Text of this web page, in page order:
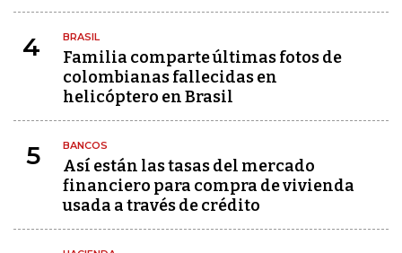
4 BRASIL
Familia comparte últimas fotos de
colombianas fallecidas en
helicóptero en Brasil
5 BANCOS
Así están las tasas del mercado
financiero para compra de vivienda
usada a través de crédito